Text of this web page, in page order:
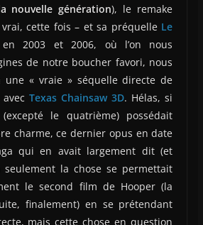
nouvelle génération), le remake
cette fois – et sa préquelle Le
en 2003 et 2006, où l’on nous
de notre boucher favori, nous
« vraie » séquelle directe de
Texas Chainsaw 3D. Hélas, si
le quatrième) possédait
charme, ce dernier opus en date
qui en avait largement dit (et
seulement la chose se permettait
le second film de Hooper (la
finalement) en se prétendant
mais cette chose en question